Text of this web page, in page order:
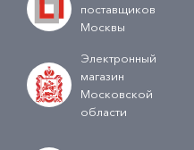
поставщиков
Москвы
Электронный
магазин
Московской
области